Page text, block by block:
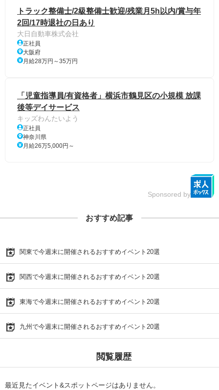
トラック整備士/2級整備士歓迎/残業月5h以内/賞与年
2回/17時退社の日あり
大日自動車株式会社
正社員
大阪府
月給28万円～35万円
「児童指導員/有資格者」横浜市鶴見区の小規模 放課
後等デイサービス
キッズわんたいよう
正社員
神奈川県
月給26万5,000円～
Sponsored by
おすすめ記事
関東で今週末に開催されるおすすめイベント20選
関西で今週末に開催されるおすすめイベント20選
東海で今週末に開催されるおすすめイベント20選
九州で今週末に開催されるおすすめイベント20選
閲覧履歴
最近見たイベント&スポットページはありません。